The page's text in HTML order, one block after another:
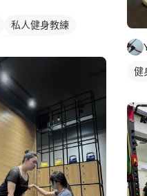
私人健身教練
健